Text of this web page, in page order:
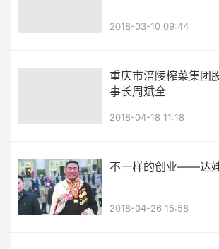
2018-03-10 09:44
重庆市涪陵榨菜集团
事长周斌全
2018-04-18 11:18
不一样的创业——达
2018-04-26 15:58